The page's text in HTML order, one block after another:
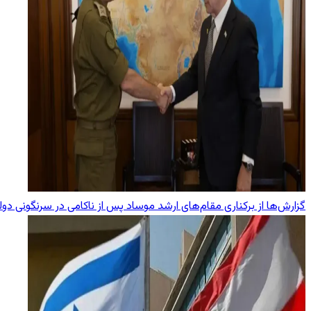
گزارش‌ها از برکناری مقام‌های ارشد موساد پس از ناکامی در سرنگونی